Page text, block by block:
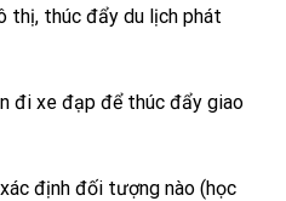
thị, thúc đẩy du lịch phát
đi xe đạp để thúc đẩy giao
định đối tượng nào (học